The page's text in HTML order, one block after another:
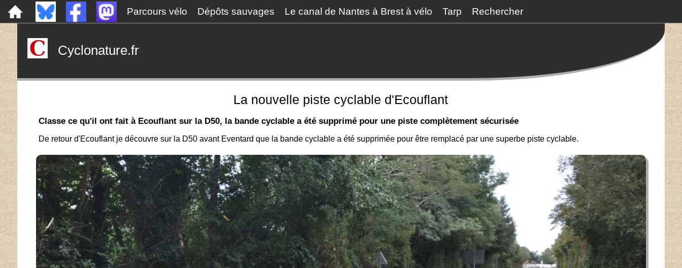
Parcours vélo Dépôts sauvages Le canal de Nantes à Brest à vélo Tarp Rechercher
Cyclonature.fr
La nouvelle piste cyclable d'Ecouflant
Classe ce qu'il ont fait à Ecouflant sur la D50, la bande cyclable a été supprimé pour une piste complètement sécurisée
De retour d'Ecouflant je découvre sur la D50 avant Eventard que la bande cyclable a été supprimée pour être remplacé par une superbe piste cyclable.